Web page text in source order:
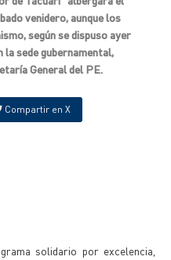
venidero, aunque los
según se dispuso ayer
la sede gubernamental,
General del PE.
Compartir en X
solidario por excelencia,